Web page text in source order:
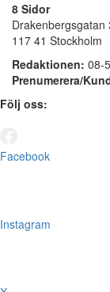
8 Sidor
Drakenbergsgatan
117 41 Stockholm
Redaktionen: 08-
Prenumerera/
Följ oss:
Facebook
Instagram